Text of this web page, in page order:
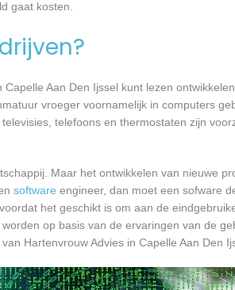
gaat kosten.
Aan Den Ijssel kunt lezen
vroeger voornamelijk in computers
telefoons en thermostaten zijn
Maar het ontwikkelen van nieuwe
software engineer, dan moet een sofware
het geschikt is om aan de
op basis van de ervaringen van de
Hartenvrouw Advies in Capelle Aan Den